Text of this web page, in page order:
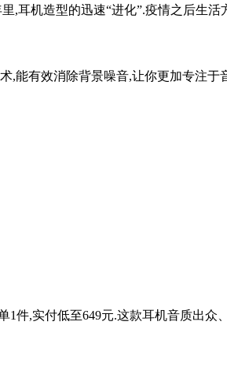
,耳机造型的迅速“进化”.疫情之后生活
,能有效消除背景噪音,让你更加专注于
件,实付低至649元.这款耳机音质出众